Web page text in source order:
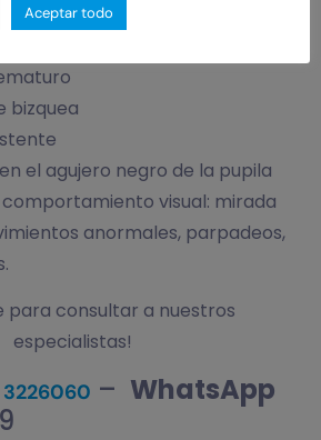
de trastornos
bizquea
el agujero negro de la pupila
visual: mirada
anormales, parpadeos,
para consultar a nuestros
especialistas!
– WhatsApp
Aceptar todo